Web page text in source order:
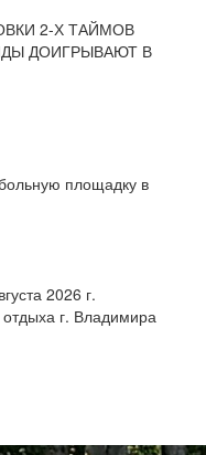
2-Х ТАЙМОВ
ДОИГРЫВАЮТ В
площадку в
2026 г.
г. Владимира